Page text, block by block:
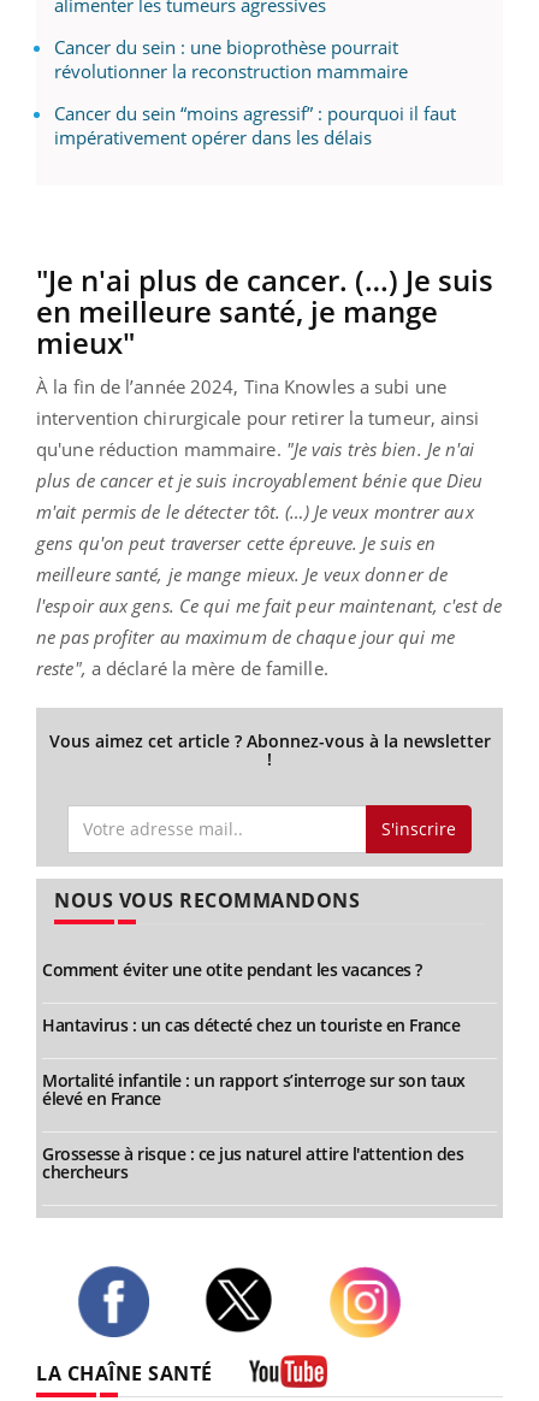
alimenter les tumeurs agressives
Cancer du sein : une bioprothèse pourrait
révolutionner la reconstruction mammaire
Cancer du sein “moins agressif” : pourquoi il faut
impérativement opérer dans les délais
"Je n'ai plus de cancer. (…) Je suis
en meilleure santé, je mange
mieux"
À la fin de l’année 2024, Tina Knowles a subi une
intervention chirurgicale pour retirer la tumeur, ainsi
qu'une réduction mammaire. "Je vais très bien. Je n'ai
plus de cancer et je suis incroyablement bénie que Dieu
m'ait permis de le détecter tôt. (…) Je veux montrer aux
gens qu'on peut traverser cette épreuve. Je suis en
meilleure santé, je mange mieux. Je veux donner de
l'espoir aux gens. Ce qui me fait peur maintenant, c'est de
ne pas profiter au maximum de chaque jour qui me
reste", a déclaré la mère de famille.
Vous aimez cet article ? Abonnez-vous à la newsletter
!
S'inscrire
NOUS VOUS RECOMMANDONS
Comment éviter une otite pendant les vacances ?
Hantavirus : un cas détecté chez un touriste en France
Mortalité infantile : un rapport s’interroge sur son taux
élevé en France
Grossesse à risque : ce jus naturel attire l'attention des
chercheurs
LA CHAÎNE SANTÉ